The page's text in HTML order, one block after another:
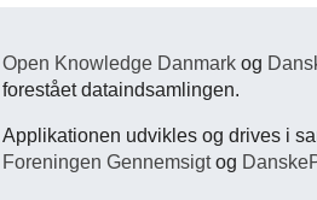
Open Knowledge Danmark og
forestået dataindsamlingen.
Applikationen udvikles og drives i
Foreningen Gennemsigtog